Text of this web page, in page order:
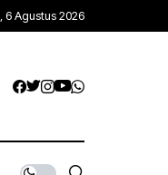
6 Agustus 2026